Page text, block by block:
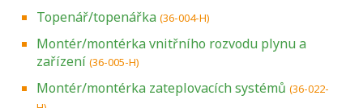
Topenář/topenářka (36-004-H)
Montér/montérka vnitřního rozvodu plynu a
zařízení (36-005-H)
Montér/montérka zateplovacích systémů (36-022-